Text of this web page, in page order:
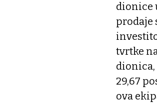
dionice
prodaje
tvrtke
dionica,
29,67
ova